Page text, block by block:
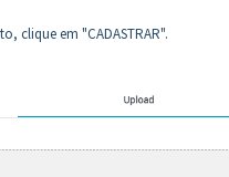
clique em "CADASTRAR".